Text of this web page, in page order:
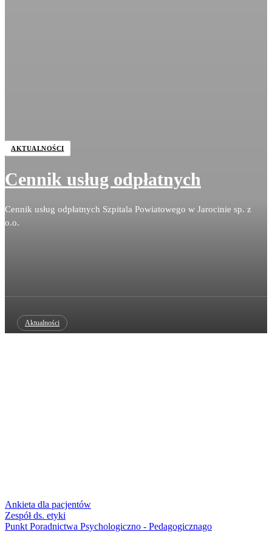
AKTUALNOŚCI
Cennik usług odpłatnych
Cennik usług odpłatnych Szpitala Powiatowego w Jarocinie sp. z
o.o.
Aktualności
Ankieta dla pacjentów
Zespół ds. etyki
Punkt Poradnictwa Psychologiczno - Pedagogicznago